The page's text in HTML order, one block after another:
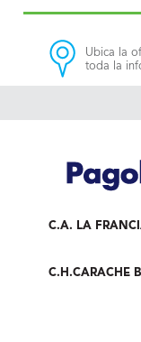
Ubica la
toda la
C.A. LA
C.H.CARACHE